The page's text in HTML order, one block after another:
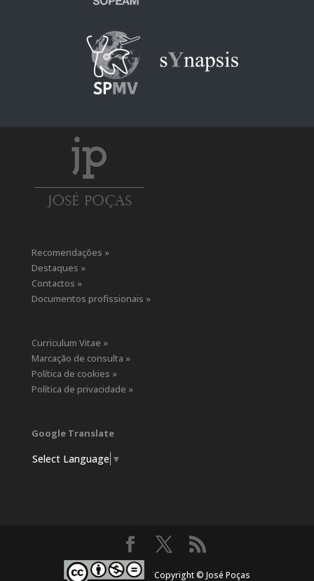
Recomendações »
Destaques »
Contactos »
Documentos profissionais »
Curriculum Vitae »
Marcação de consulta »
Política de cookies »
Política de privacidade »
Google Translate
Select Language ▼
Copyright © José Poças